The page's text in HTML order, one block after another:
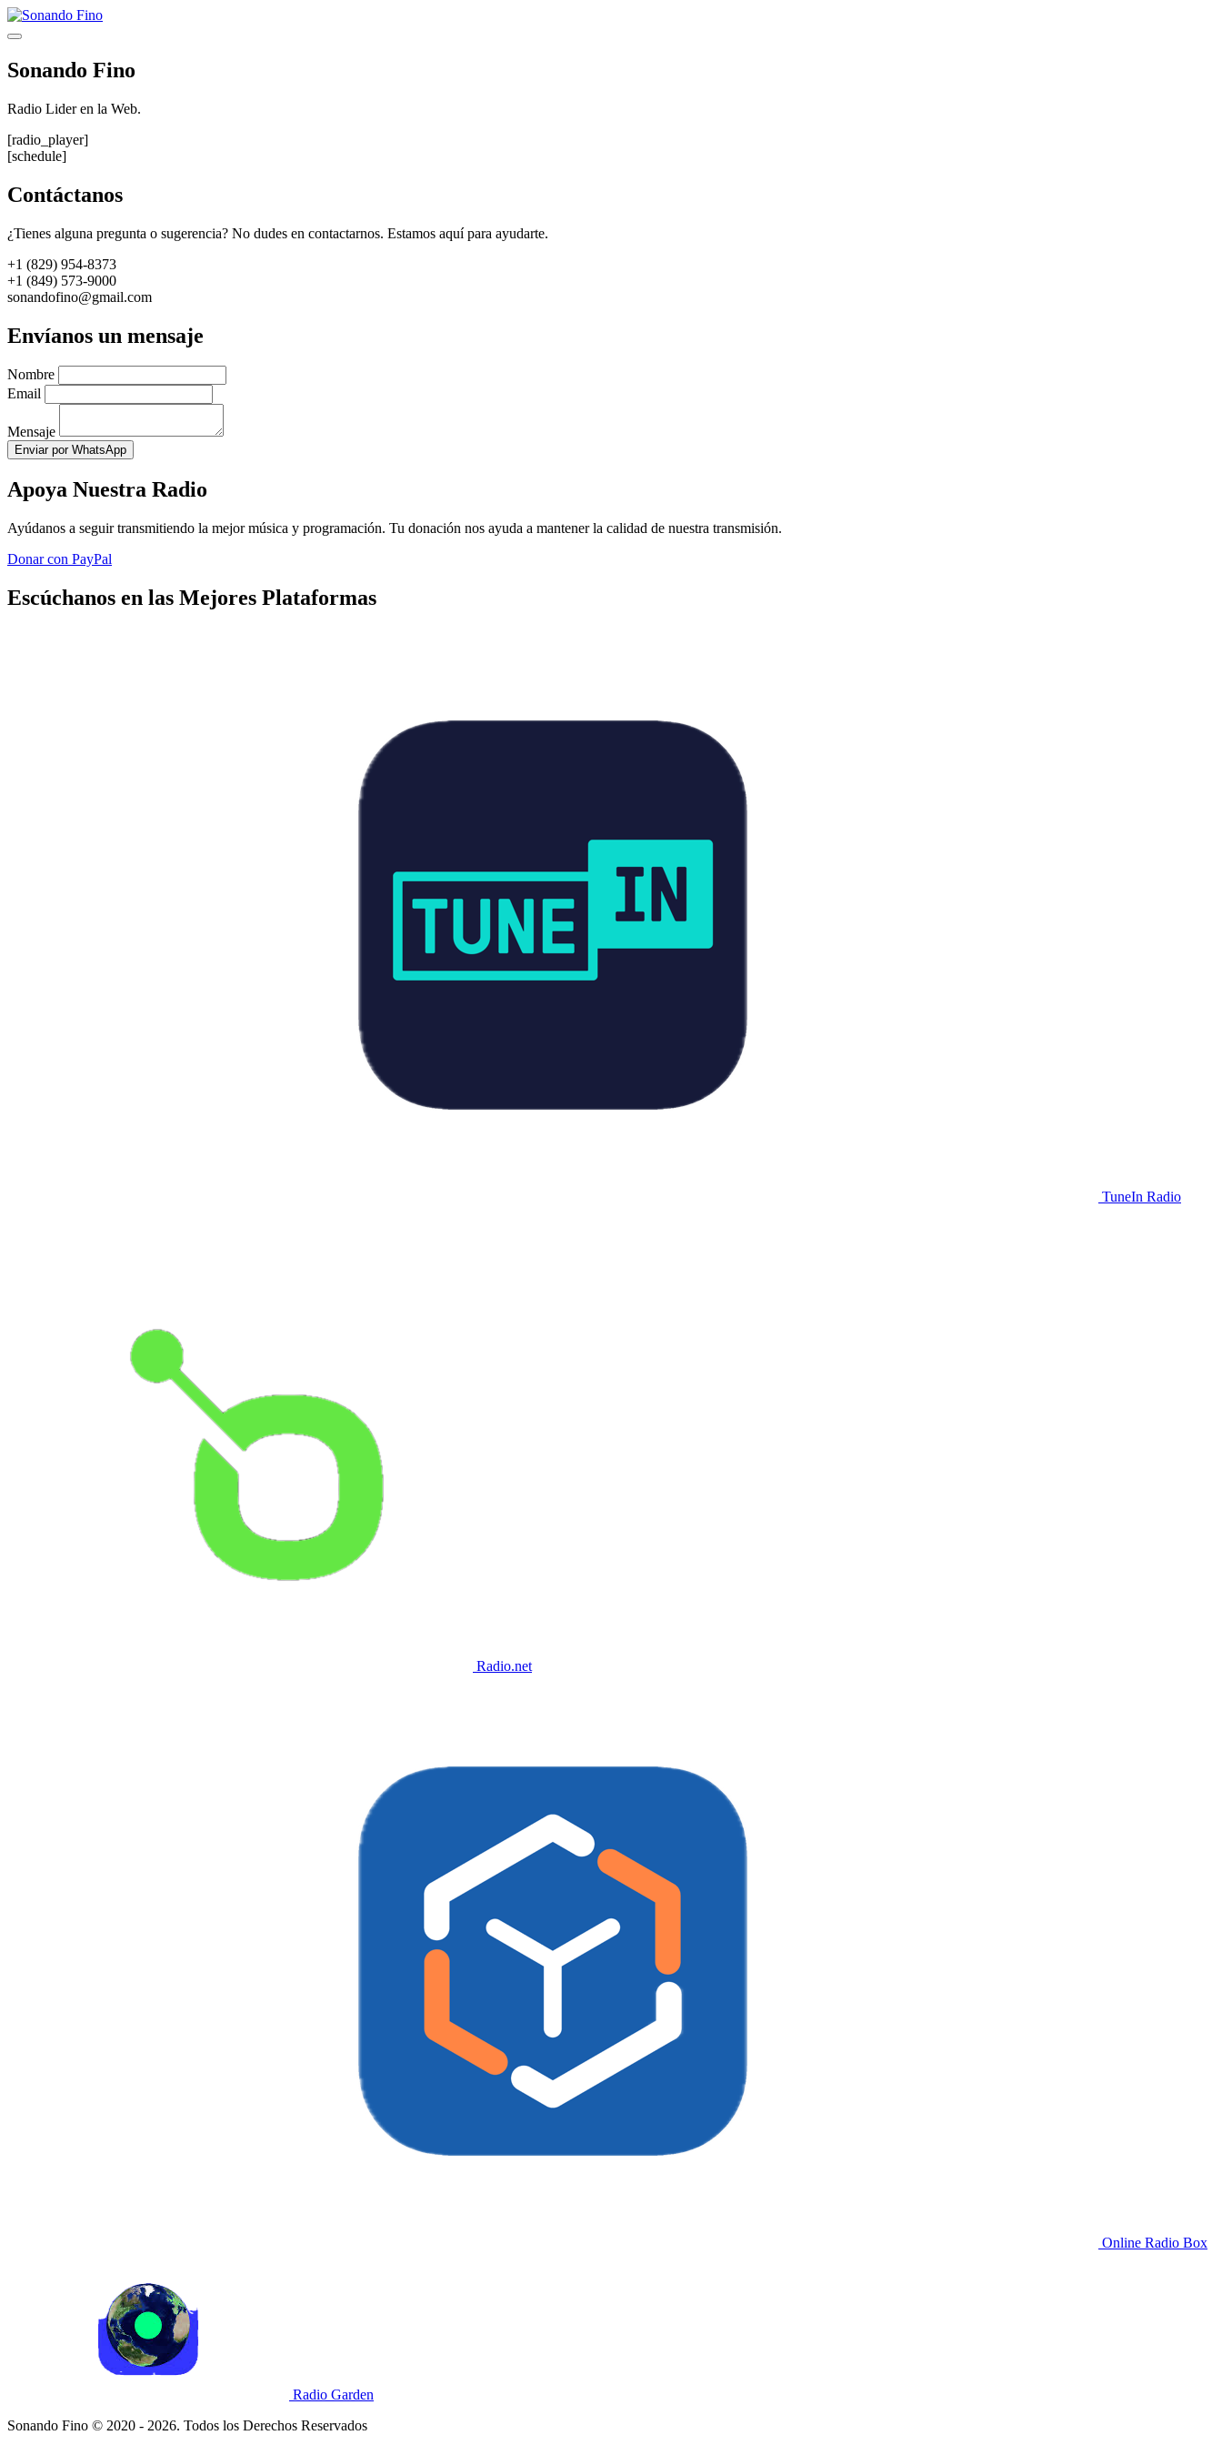
Saltar
al
Menú
Sonando Fino
Radio Lider en la Web.
[radio_player]
[schedule]
Contáctanos
¿Tienes alguna pregunta o sugerencia? No dudes en contactarnos. Estamos aquí para ayudarte.
+1 (829) 954-8373
+1 (849) 573-9000
sonandofino@gmail.com
Envíanos un mensaje
Nombre
Email
Mensaje
Enviar por WhatsApp
Apoya Nuestra Radio
Ayúdanos a seguir transmitiendo la mejor música y programación. Tu donación nos ayuda a mantener la calidad de nuestra transmisión.
Donar con PayPal
Escúchanos en las Mejores Plataformas
TuneIn Radio
Radio.net
Online Radio Box
Radio Garden
Sonando Fino © 2020 - 2026. Todos los Derechos Reservados